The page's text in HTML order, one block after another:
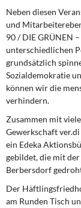
Neben diesen
und
90 / DIE GRÜNEN
unterschiedlichen
grundsätzlich
Sozialdemokratie
können wir die
verhindern.
Zusammen mit
Gewerkschaft
ein Edeka
gebildet, die mit
Berbersdorf
Der
am Runden Tisch